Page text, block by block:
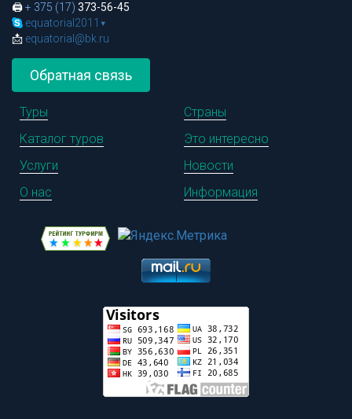
🖨+ 375 (17) 373-56-45
equatorial2011 ▾
📩 equatorial@bk.ru
Обратная связь
Туры
Страны
Каталог туров
Это интересно
Услуги
Новости
О нас
Информация